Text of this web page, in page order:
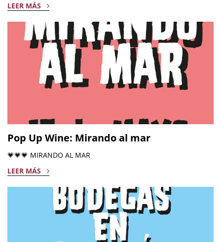
LEER MÁS
Pop Up Wine: Mirando al mar
💗💗💗 MIRANDO AL MAR
LEER MÁS